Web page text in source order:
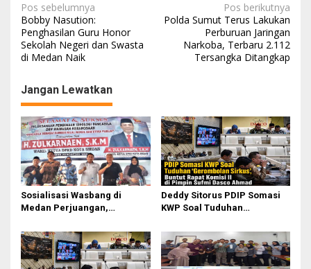
N
a
v
g
a
s
i
p
o
s
Pos sebelumnya
Bobby Nasution:
Penghasilan Guru Honor
Sekolah Negeri dan Swasta
di Medan Naik
Pos berikutnya
Polda Sumut Terus Lakukan
Perburuan Jaringan
Narkoba, Terbaru 2.112
Tersangka Ditangkap
Jangan Lewatkan
Sosialisasi Wasbang di
Medan Perjuangan,
Perjuangkan Ruang Bermain
Anak
Deddy Sitorus PDIP Somasi
KWP Soal Tuduhan
Rapat Komisi II Dipimpin
Sufmi Dasco Ahmad